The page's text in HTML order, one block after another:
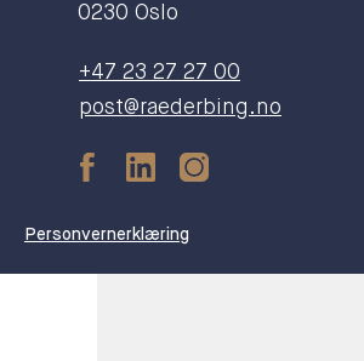
0230 Oslo
+47 23 27 27 00
post@raederbing.no
Personvernerklæring